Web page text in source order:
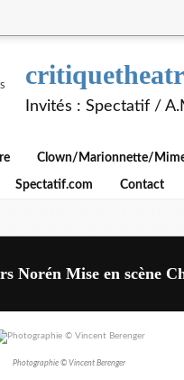
Invités : Spectatif /
Clown/Marionnette/
Spectatif.com Contact
Norén Mise en scène
Photographie © Vincent Berenger